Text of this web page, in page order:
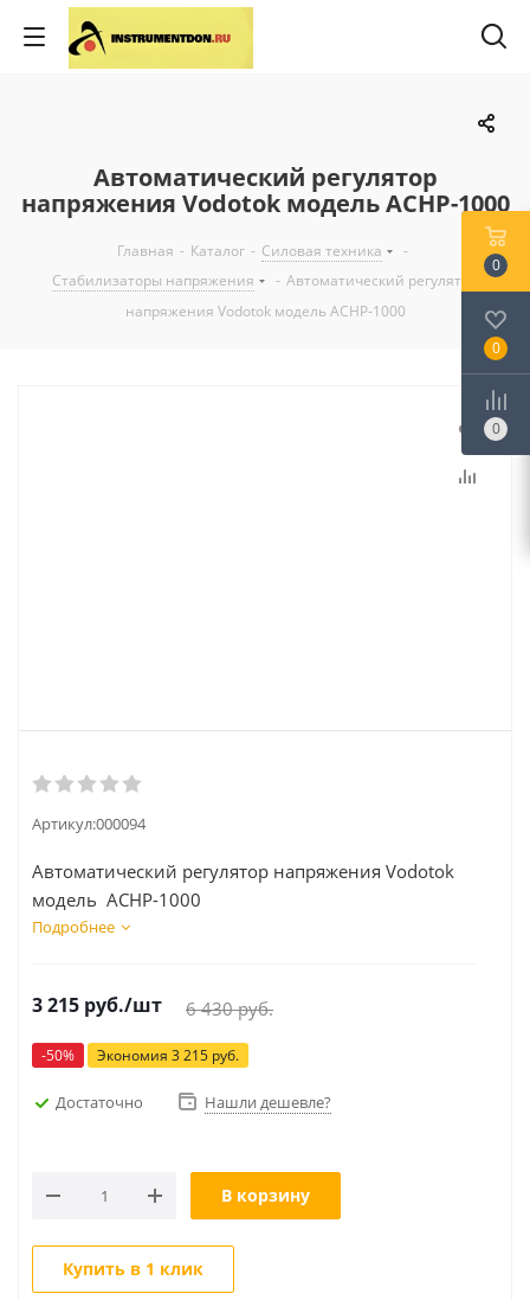
Автоматический регулятор
напряжения Vodotok модель АСНР-1000
Главная - Каталог - Силовая техника
-
Стабилизаторы напряжения
- Автоматический регулятор
напряжения Vodotok модель АСНР-1000
Артикул:000094
Автоматический регулятор напряжения Vodotok
модель АСНР-1000
Подробнее
3 215 руб./шт 6 430руб.
-50% Экономия 3 215 руб.
Достаточно Нашли дешевле?
В корзину
Купить в 1 клик
0
0
0